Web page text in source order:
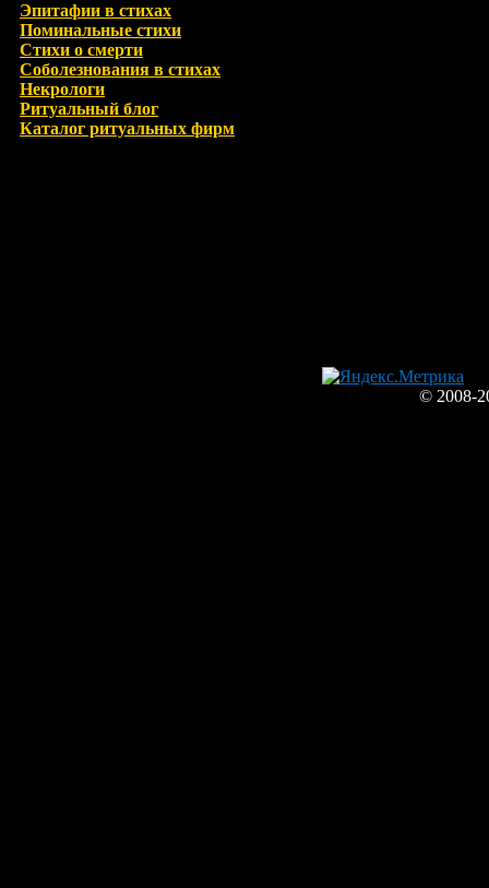
Эпитафии в стихах
Поминальные стихи
Стихи о смерти
Соболезнования в стихах
Некрологи
Ритуальный блог
Каталог ритуальных фирм
© 2008-